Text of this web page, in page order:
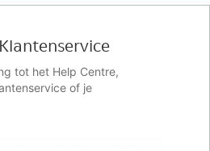
tot het Help Centre,
of je